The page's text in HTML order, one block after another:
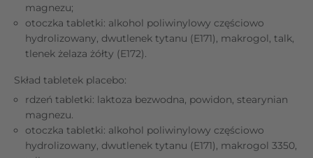
magnezu;
otoczka tabletki: alkohol poliwinylowy częściowo
hydrolizowany, dwutlenek tytanu (E171), makrogol, talk,
tlenek żelaza żółty (E172).
Skład tabletek placebo:
rdzeń tabletki: laktoza bezwodna, powidon, stearynian
magnezu.
otoczka tabletki: alkohol poliwinylowy częściowo
hydrolizowany, dwutlenek tytanu (E171), makrogol 3350,